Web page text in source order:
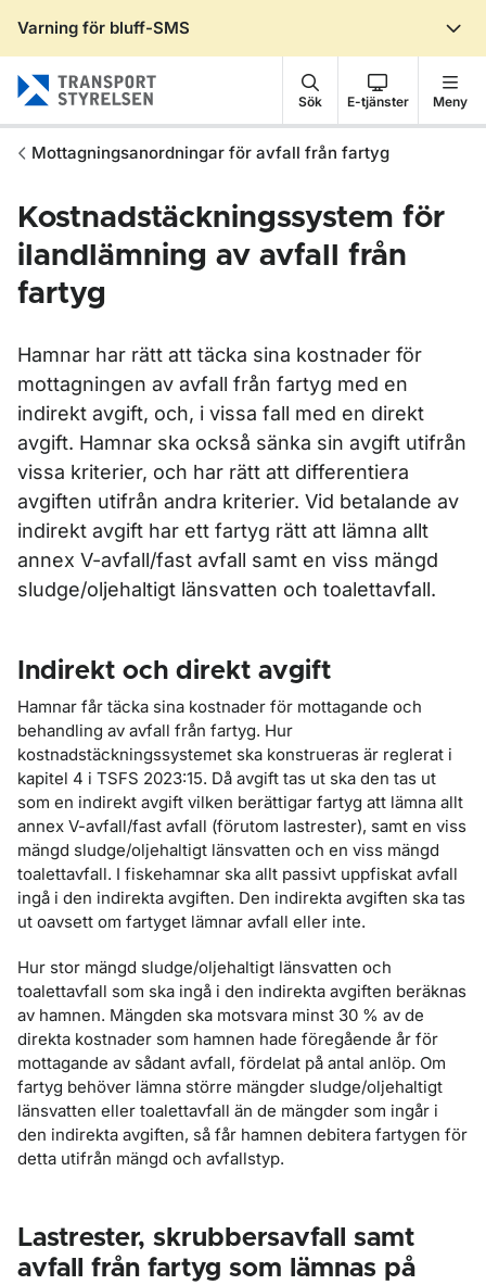
Varning för bluff-SMS
Sök E-tjänster Meny
Mottagningsanordningar för avfall från fartyg
Kostnadstäckningssystem för
ilandlämning av avfall från
fartyg
Hamnar har rätt att täcka sina kostnader för
mottagningen av avfall från fartyg med en
indirekt avgift, och, i vissa fall med en direkt
avgift. Hamnar ska också sänka sin avgift utifrån
vissa kriterier, och har rätt att differentiera
avgiften utifrån andra kriterier. Vid betalande av
indirekt avgift har ett fartyg rätt att lämna allt
annex V-avfall/fast avfall samt en viss mängd
sludge/oljehaltigt länsvatten och toalettavfall.
Indirekt och direkt avgift
Hamnar får täcka sina kostnader för mottagande och
behandling av avfall från fartyg. Hur
kostnadstäckningssystemet ska konstrueras är reglerat i
kapitel 4 i TSFS 2023:15. Då avgift tas ut ska den tas ut
som en indirekt avgift vilken berättigar fartyg att lämna allt
annex V-avfall/fast avfall (förutom lastrester), samt en viss
mängd sludge/oljehaltigt länsvatten och en viss mängd
toalettavfall. I fiskehamnar ska allt passivt uppfiskat avfall
ingå i den indirekta avgiften. Den indirekta avgiften ska tas
ut oavsett om fartyget lämnar avfall eller inte.
Hur stor mängd sludge/oljehaltigt länsvatten och
toalettavfall som ska ingå i den indirekta avgiften beräknas
av hamnen. Mängden ska motsvara minst 30 % av de
direkta kostnader som hamnen hade föregående år för
mottagande av sådant avfall, fördelat på antal anlöp. Om
fartyg behöver lämna större mängder sludge/oljehaltigt
länsvatten eller toalettavfall än de mängder som ingår i
den indirekta avgiften, så får hamnen debitera fartygen för
detta utifrån mängd och avfallstyp.
Lastrester, skrubbersavfall samt
avfall från fartyg som lämnas på